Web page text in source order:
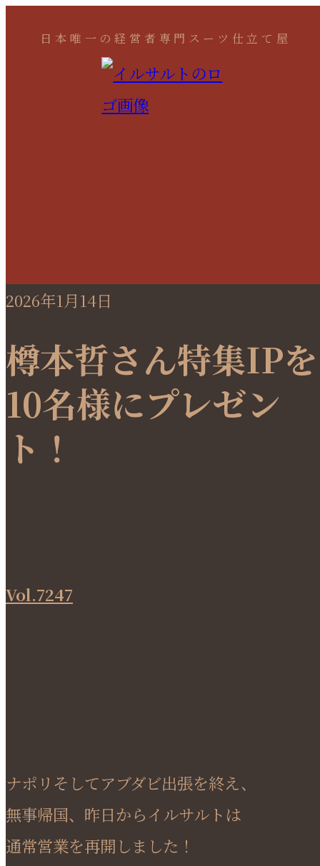
日本唯一の経営者専門スーツ仕立て屋
2026年1月14日
樽本哲さん特集IPを
10名様にプレゼン
ト！
Vol.7247
ナポリそしてアブダビ出張を終え、
無事帰国、昨日からイルサルトは
通常営業を再開しました！